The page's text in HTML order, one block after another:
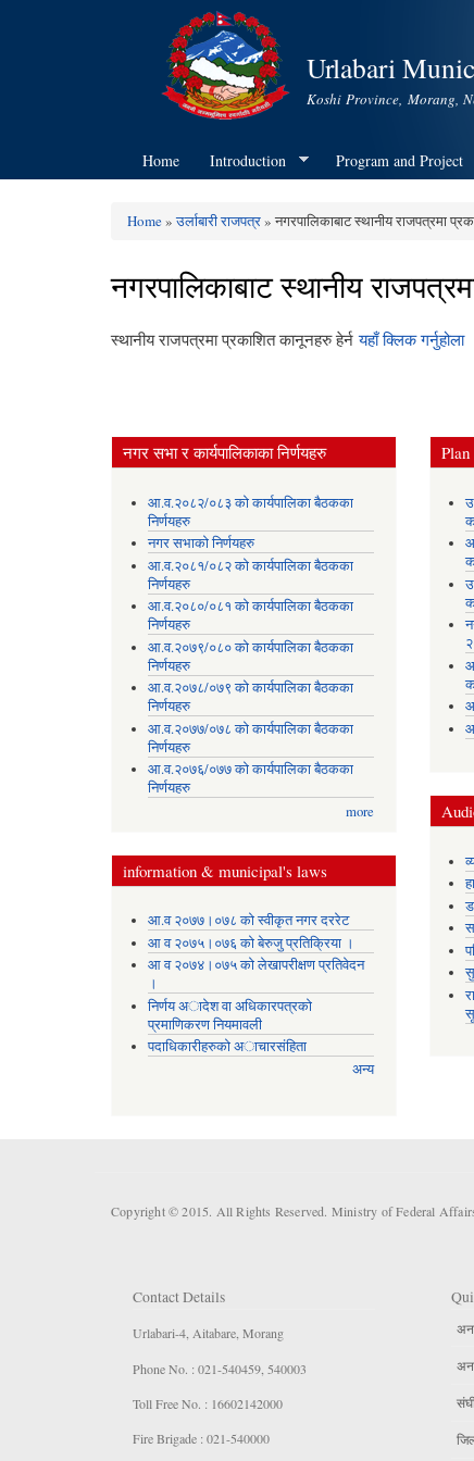
Urlabari
Koshi Province, Morang,
Home Introduction Program and Project
Home»उर्लाबारी राजपत्र» नगरपालिकाबाट स्थानीय राजपत्रमा
नगरपालिकाबाट स्थानीय
स्थानीय राजपत्रमा प्रकाशित कानूनहरु हेर्नयहाँ क्लिक गर्नुहोला
नगर सभा र कार्यपालिकाका निर्णयहरु
आ.व.२०८२/०८३ को कार्यपालिका बैठकका
निर्णयहरु
नगर सभाको निर्णयहरु
आ.व.२०८१/०८२ को कार्यपालिका बैठकका
निर्णयहरु
आ.व.२०८०/०८१ को कार्यपालिका बैठकका
निर्णयहरु
आ.व.२०७९/०८० को कार्यपालिका बैठकका
निर्णयहरु
आ.व.२०७८/०७९ को कार्यपालिका बैठकका
निर्णयहरु
आ.व.२०७७/०७८ को कार्यपालिका बैठकका
निर्णयहरु
आ.व.२०७६/०७७ को कार्यपालिका बैठकका
निर्णयहरु
more
information & municipal's laws
आ.व २०७७।०७८ को स्वीकृत नगर दररेट
आ व २०७५।०७६ को बेरुजु प्रतिक्रिया ।
आ व २०७४।०७५ काे लेखापरीक्षण प्रतिवेदन
।
निर्णय अादेश वा अधिकारपत्रकाे
प्रमाणिकरण नियमावली
पदाधिकारीहरुको अाचारसंहिता
अन्य
Plan
Copyright © 2015. All Rights Reserved. Ministry of Federal
Contact Details
Urlabari-4, Aitabare, Morang
Phone No. : 021-540459, 540003
Toll Free No. : 16602142000
Fire Brigade : 021-540000